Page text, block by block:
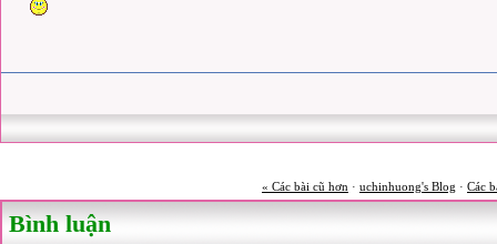
« Các bài cũ hơn · uchinhuong's Blog · Các
Bình luận